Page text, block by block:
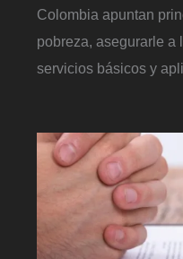
Colombia apuntan
pobreza, asegurarle a
servicios básicos y